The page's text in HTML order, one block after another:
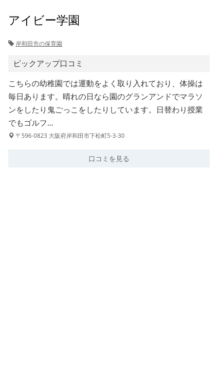
アイビー学園
岸和田市の保育園
ピックアップ口コミ
こちらの幼稚園では運動をよく取り入れており、体操は
毎日あります。晴れの日なら園のグランアンドでマラソ
ンをしたり鬼ごっこをしたりしています。日替わり授業
でもゴルフ…
〒596-0823 大阪府岸和田市下松町5-3-30
口コミを見る